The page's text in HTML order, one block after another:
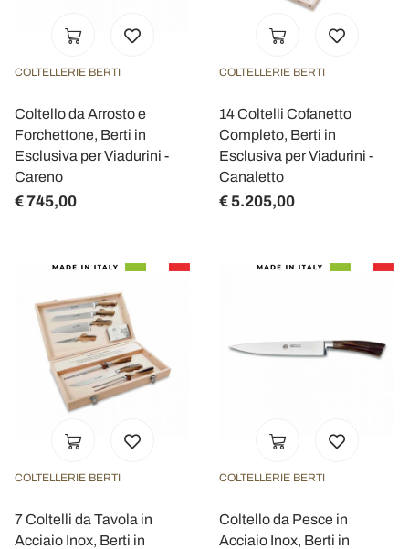
COLTELLERIE BERTI
Coltello da Arrosto e
Forchettone, Berti in
Esclusiva per Viadurini -
Careno
€ 745,00
COLTELLERIE BERTI
14 Coltelli Cofanetto
Completo, Berti in
Esclusiva per Viadurini -
Canaletto
€ 5.205,00
COLTELLERIE BERTI
7 Coltelli da Tavola in
Acciaio Inox, Berti in
COLTELLERIE BERTI
Coltello da Pesce in
Acciaio Inox, Berti in